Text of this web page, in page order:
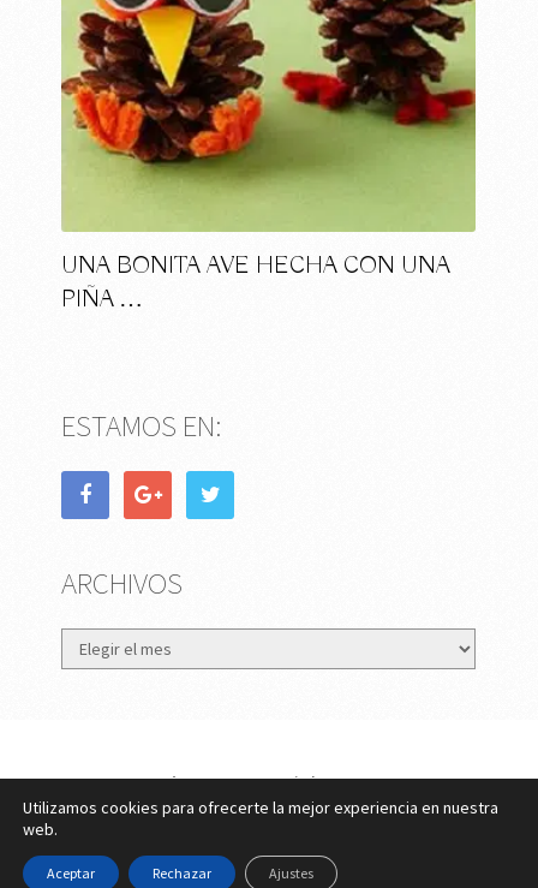
UNA BONITA AVE HECHA CON UNA
PIÑA …
ESTAMOS EN:
ARCHIVOS
Archivos
eMujer.comCopyright © 2026.
Contactar||Datos Legales y PrivacidadyPolítica de
Cookies
Utilizamos cookies para ofrecerte la mejor experiencia en nuestra
web.
Aceptar Rechazar Ajustes